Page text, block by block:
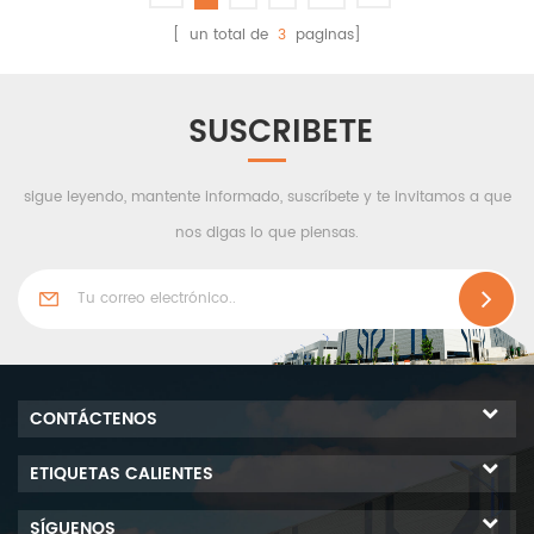
con una planitud superior
aluminio recubiertos en
rollo de alta calidad
resistencia a la corrosión,
mejorando así la vida útil
incendios. Wiskind utiliza el
98% de lana de roca
intermedio para tener el
de fuego, resistente al
agua, también aislamiento
[ un total de 3 paginas]
SUSCRIBETE
sigue leyendo, mantente informado, suscríbete y te invitamos a que
nos digas lo que piensas.
CONTÁCTENOS
ETIQUETAS CALIENTES